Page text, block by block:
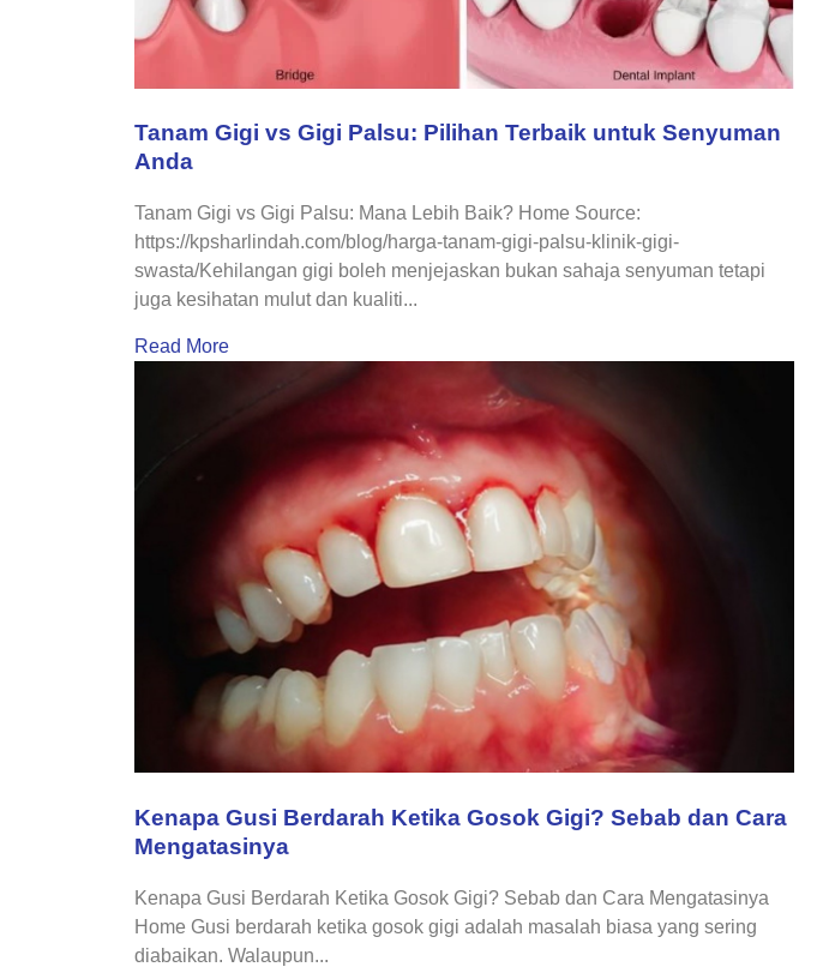
Tanam Gigi vs Gigi Palsu: Pilihan Terbaik untuk Senyuman
Anda
Tanam Gigi vs Gigi Palsu: Mana Lebih Baik? Home Source:
https://kpsharlindah.com/blog/harga-tanam-gigi-palsu-klinik-gigi-
swasta/Kehilangan gigi boleh menjejaskan bukan sahaja senyuman tetapi
juga kesihatan mulut dan kualiti...
Read More
Kenapa Gusi Berdarah Ketika Gosok Gigi? Sebab dan Cara
Mengatasinya
Kenapa Gusi Berdarah Ketika Gosok Gigi? Sebab dan Cara Mengatasinya
Home Gusi berdarah ketika gosok gigi adalah masalah biasa yang sering
diabaikan. Walaupun...